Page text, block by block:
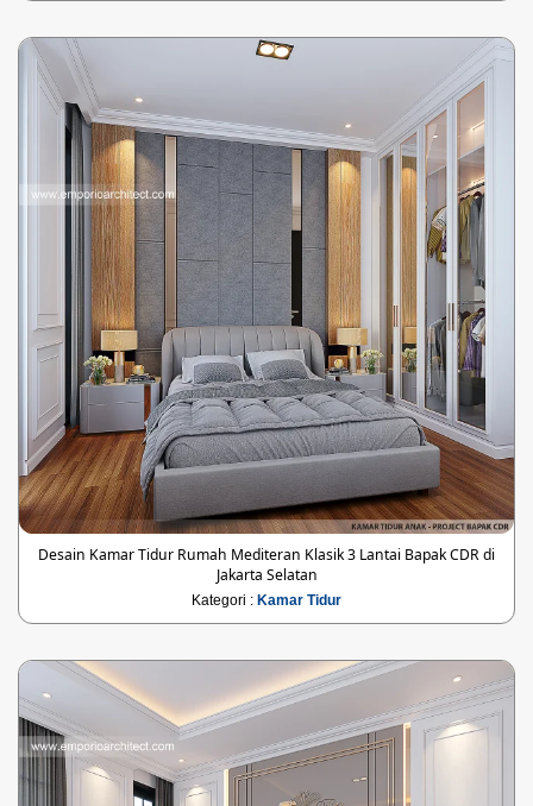
Desain Kamar Tidur Rumah Mediteran Klasik 3 Lantai Bapak CDR di
Jakarta Selatan
Kategori : Kamar Tidur